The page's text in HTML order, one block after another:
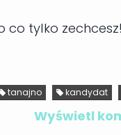
co tylko zechcesz!
tanajno kandydat
Wyświetl